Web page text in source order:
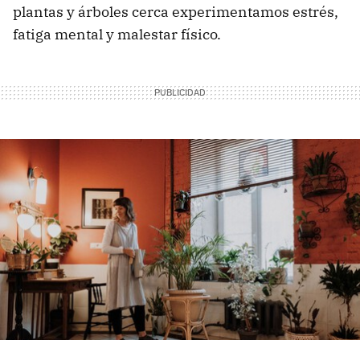
plantas y árboles cerca experimentamos estrés,
fatiga mental y malestar físico.